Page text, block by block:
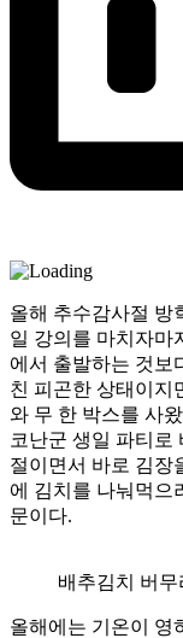
올해 추수감사절 방
일 강의를 마치자마
에서 출발하는 것보
친 피곤한 상태이지
와 무 한 박스를 사
코난군 생일 파티로
절이면서 바로 김장
에 김치를 나눠먹으
문이다.
배추김치 버무
올해에는 기온이 영